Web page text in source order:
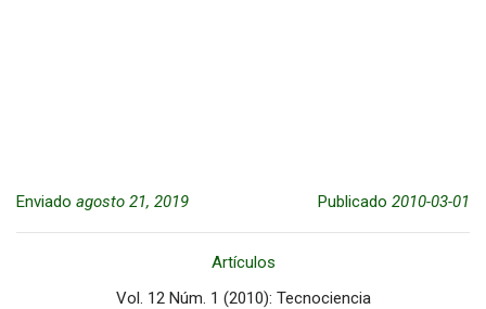
Enviado agosto 21, 2019 Publicado 2010-03-01
Artículos
Vol. 12 Núm. 1 (2010): Tecnociencia